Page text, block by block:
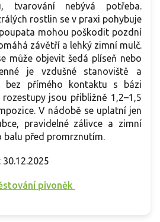
tvarování nebývá potřeba.
rostlin se v praxi pohybuje
mohou poškodit pozdní
závětří a lehký zimní mulč.
může objevit šedá plíseň nebo
je vzdušné stanoviště a
bez přímého kontaktu s bázi
jsou přibližně 1,2–1,5
V nádobě se uplatní jen
pravidelné zálivce a zimní
balu před promrznutím.
pivoněk